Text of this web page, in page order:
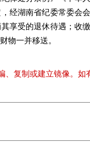
经湖南省纪委常委会
享受的退休待遇；收
物一并移送。
复制或建立镜像。如